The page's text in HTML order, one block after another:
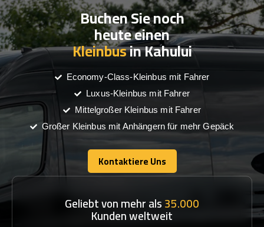
Buchen Sie noch
heute einen
Kleinbusin Kahului
Economy-Class-Kleinbus mit Fahrer
Luxus-Kleinbus mit Fahrer
Mittelgroßer Kleinbus mit Fahrer
Großer Kleinbus mit Anhängern für mehr Gepäck
Kontaktiere Uns
Kontaktiere Uns
Geliebt von mehr als35.000
Kunden weltweit